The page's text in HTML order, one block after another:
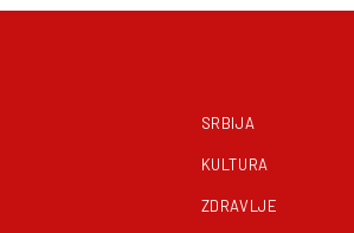
SRBIJA
KULTURA
ZDRAVLJE